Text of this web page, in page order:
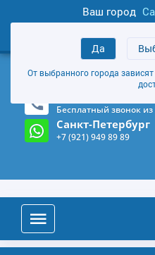
Ваш город
Да
От выбранного города
товаров
+7 (921) 949 89 89
Магазин и склад в
Бесплатный звонок
Санкт-Петербург
+7 (921) 949 89 89